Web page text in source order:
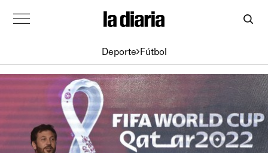
Deporte Fútbol